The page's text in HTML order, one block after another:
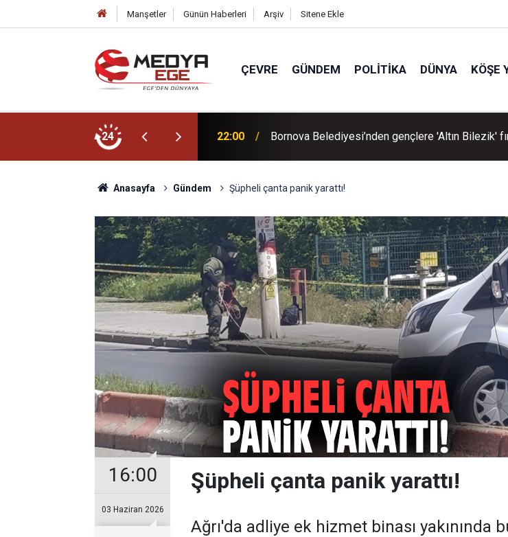
Manşetler Günün Haberleri Arşiv Sitene Ekle
ÇEVRE GÜNDEM POLITIKA DÜNYA KÖŞE
24 22:00 Bornova Belediyesi’nden gençlere 'Altın Bilezik'
Anasayfa Gündem Şüpheli çanta panik yarattı!
16:00
03 Haziran 2026
Şüpheli çanta panik yarattı!
Ağrı'da adliye ek hizmet binası yakınında